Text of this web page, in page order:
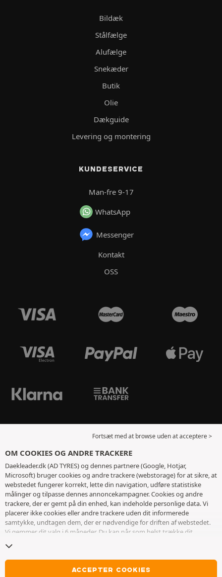
Bildæk
Stålfælge
Alufælge
Snekæder
Butik
Olie
Dækguide
Levering og montering
KUNDESERVICE
Man-fre 9-17
WhatsApp
Messenger
Kontakt
OSS
Fortsæt med at browse uden at acceptere >
OM COOKIES OG ANDRE TRACKERE
Daekleader.dk (AD TYRES) og dennes partnere (Google, Hotjar,
Microsoft) bruger cookies og andre trackere (webstorage) for at sikre, at
webstedet fungerer korrekt, lette din navigation, udføre statistiske
målinger og tilpasse dennes annoncekampagner. Cookies og andre
trackere, der er gemt på din enhed, kan indeholde personlige data. Vi
placerer ikke cookies eller andre trackere uden dit informerede
samtykke, undtagen dem, der er nødvendige for driften af ​​webstedet.
Vi gemmer dit valg i 6 måneder. Du kan når som helst trække dit
kan vælge at fortsætte med at browse uden at acceptere deponering af
cookies eller andre trackere. Afvisning forhindrer ikke adgang til
tjenesterne AD TYRES. For mere information, inviterer vi dig til at
ACCEPTER COOKIES